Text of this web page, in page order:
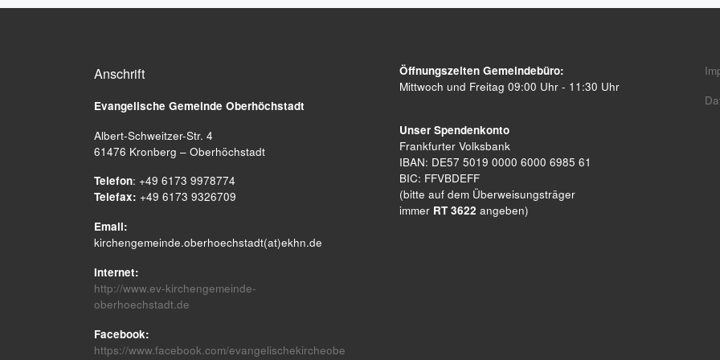
Anschrift
Evangelische Gemeinde Oberhöchstadt
Albert-Schweitzer-Str. 4
61476 Kronberg – Oberhöchstadt
Telefon: +49 6173 9978774
Telefax: +49 6173 9326709
Email:
kirchengemeinde.oberhoechstadt(at)ekhn.de
Internet:
http://www.ev-kirchengemeinde-
oberhoechstadt.de
Facebook:
https://www.facebook.com/evangelischekircheobe
Öffnungszeiten Gemeindebüro:
Mittwoch und Freitag 09:00 Uhr - 11:30 Uhr
Unser Spendenkonto
Frankfurter Volksbank
IBAN: DE57 5019 0000 6000 6985 61
BIC: FFVBDEFF
(bitte auf dem Überweisungsträger
immer RT 3622 angeben)